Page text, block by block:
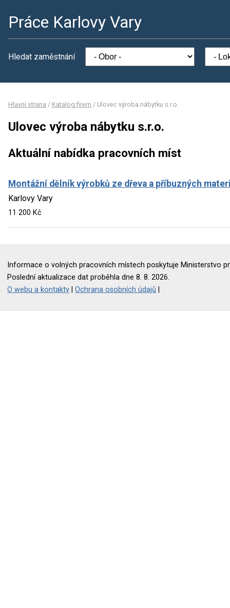
Práce Karlovy Vary
Hledat zaměstnání
Hlavní strana / Katalog firem / Ulovec výroba nábytku s.r.o.
Ulovec výroba nábytku s.r.o.
Aktuální nabídka pracovních míst
Montážní dělník výrobků ze dřeva a příbuzných
Karlovy Vary
11 200 Kč
Informace o volných pracovních místech poskytuje Ministerstvo
Poslední aktualizace dat proběhla dne 8. 8. 2026.
O webu a kontakty |Ochrana osobních údajů